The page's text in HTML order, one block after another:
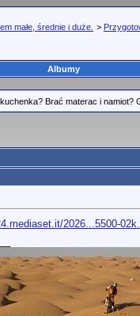
małe, średnie i duże. >
Albumy
Brać materac i namiot?
2026...5500-